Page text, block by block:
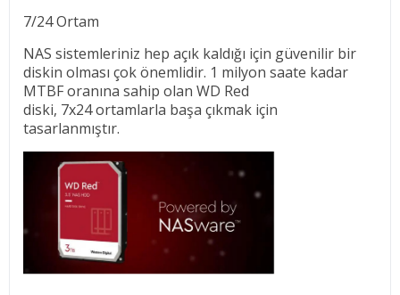
7/24 Ortam
NAS sistemleriniz hep açık kaldığı için güvenilir bir
diskin olması çok önemlidir. 1 milyon saate kadar
MTBF oranına sahip olan WD Red
diski, 7x24 ortamlarla başa çıkmak için
tasarlanmıştır.